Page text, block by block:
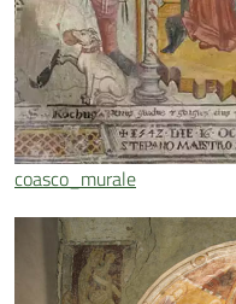
coasco_murale